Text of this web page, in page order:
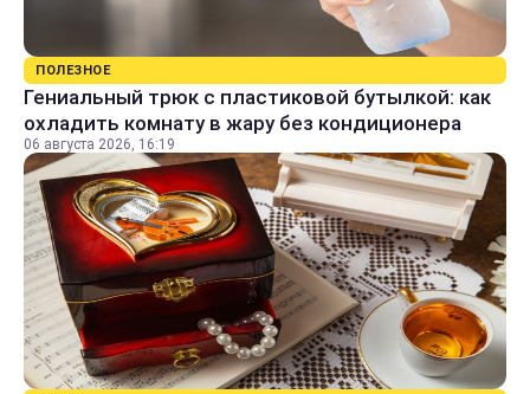
ПОЛЕЗНОЕ
Гениальный трюк с пластиковой бутылкой: как
охладить комнату в жару без кондиционера
06 августа 2026, 16:19